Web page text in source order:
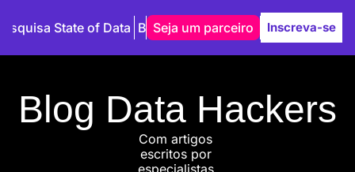
State of Data Blog Autores
Seja um parceiro Inscreva-se
Blog Data Hackers
Com artigos
escritos por
especialistas